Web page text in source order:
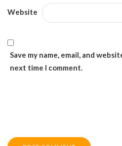
Website
Save my name, email, and
next time I comment.